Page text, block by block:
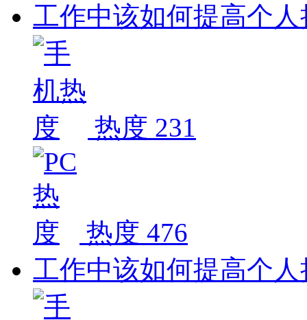
工作中该如何提高个
热度 231
热度 476
工作中该如何提高个